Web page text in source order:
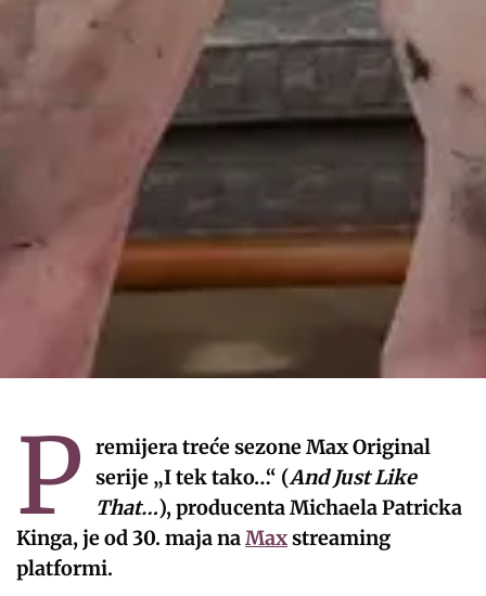
P
remijera treće sezone Max Original
serije „I tek tako…“ (And Just Like
That…), producenta Michaela Patricka
Kinga, je od 30. maja naMaxstreaming
platformi.